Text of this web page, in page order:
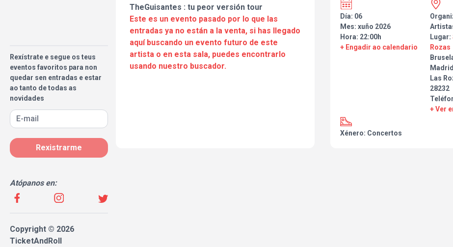
Rexístrate e segue os teus
eventos favoritos para non
quedar sen entradas e estar
ao tanto de todas as
novidades
Rexistrarme
Atópanos en:
Copyright © 2026
TicketAndRoll
TheGuisantes : tu peor versión tour
Este es un evento pasado por lo que las
entradas ya no están a la venta, si has llegado
aquí buscando un evento futuro de este
artista o en esta sala, puedes encontrarlo
usando nuestro buscador.
Día: 06
Mes: xuño 2026
Hora: 22:00h
+ Engadir ao calendario
Lugar:
Rozas
Madrid
Las
28232
+ Ver
Xénero: Concertos